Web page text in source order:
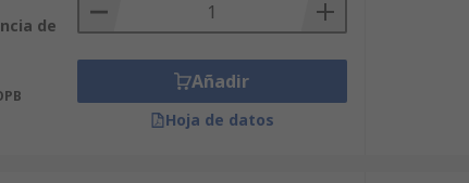
de
Añadir
Hoja de datos